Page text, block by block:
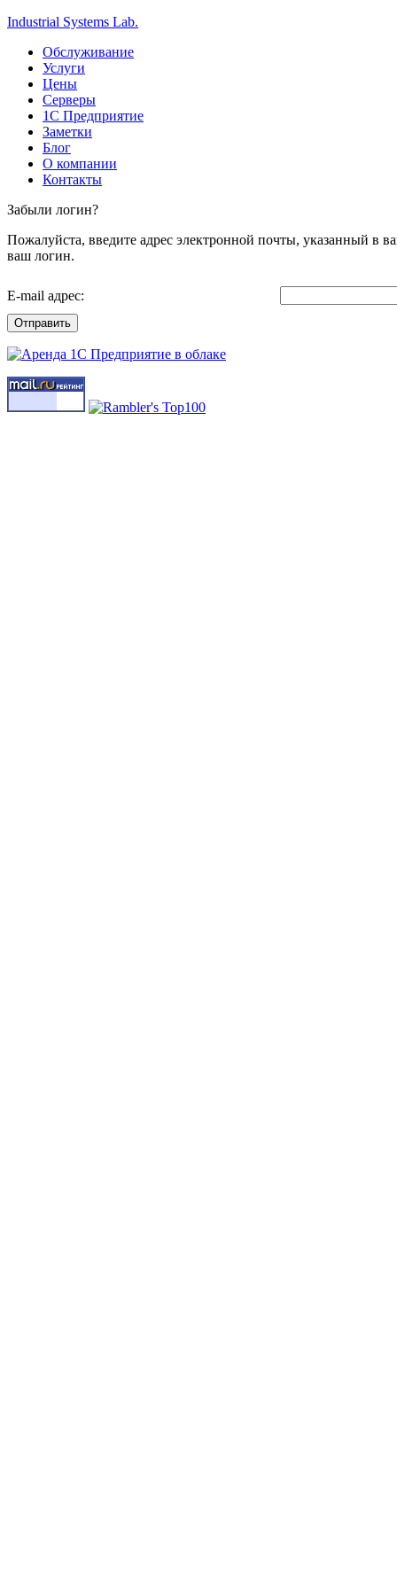
Industrial Systems Lab.
Обслуживание
Услуги
Цены
Серверы
1С Предприятие
Заметки
Блог
О компании
Контакты
Забыли логин?
Пожалуйста, введите адрес электронной почты, указанный в
ваш логин.
E-mail адрес:
Отправить